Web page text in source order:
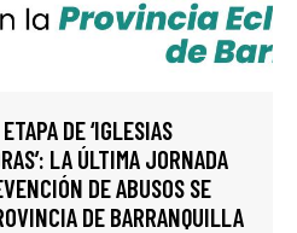
DE ‘IGLESIAS
LA ÚLTIMA JORNADA
DE ABUSOS SE
DE BARRANQUILLA